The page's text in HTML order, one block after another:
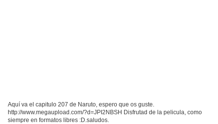
Aquí va el capitulo 207 de Naruto, espero que os guste.
http://www.megaupload.com/?d=JPI2NBSH Disfrutad de la pelicula, como
siempre en formatos libres :D.saludos.